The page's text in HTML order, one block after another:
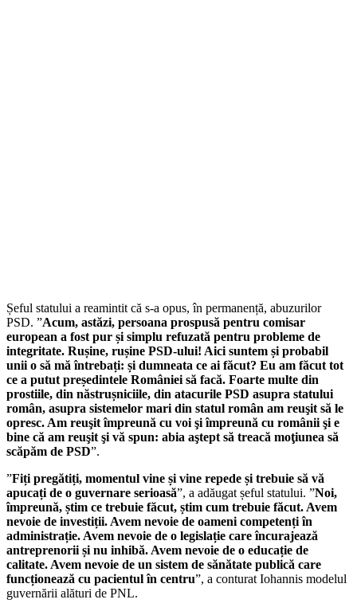
Șeful statului a reamintit că s-a opus, în permanență, abuzurilor
PSD. ”Acum, astăzi, persoana prospusă pentru comisar
european a fost pur și simplu refuzată pentru probleme de
integritate. Rușine, rușine PSD-ului! Aici suntem și probabil
unii o să mă întrebați: și dumneata ce ai făcut? Eu am făcut tot
ce a putut președintele României să facă. Foarte multe din
prostiile, din năstrușniciile, din atacurile PSD asupra statului
român, asupra sistemelor mari din statul român am reuşit să le
opresc. Am reuşit împreună cu voi şi împreună cu românii şi e
bine că am reuşit şi vă spun: abia aştept să treacă moţiunea să
scăpăm de PSD”.
”Fiți pregătiți, momentul vine și vine repede și trebuie să vă
apucați de o guvernare serioasă”, a adăugat șeful statului. ”Noi,
împreună, știm ce trebuie făcut, știm cum trebuie făcut. Avem
nevoie de investiții. Avem nevoie de oameni competenți în
administrație. Avem nevoie de o legislație care încurajează
antreprenorii și nu inhibă. Avem nevoie de o educație de
calitate. Avem nevoie de un sistem de sănătate publică care
funcționează cu pacientul în centru”, a conturat Iohannis modelul
guvernării alături de PNL.